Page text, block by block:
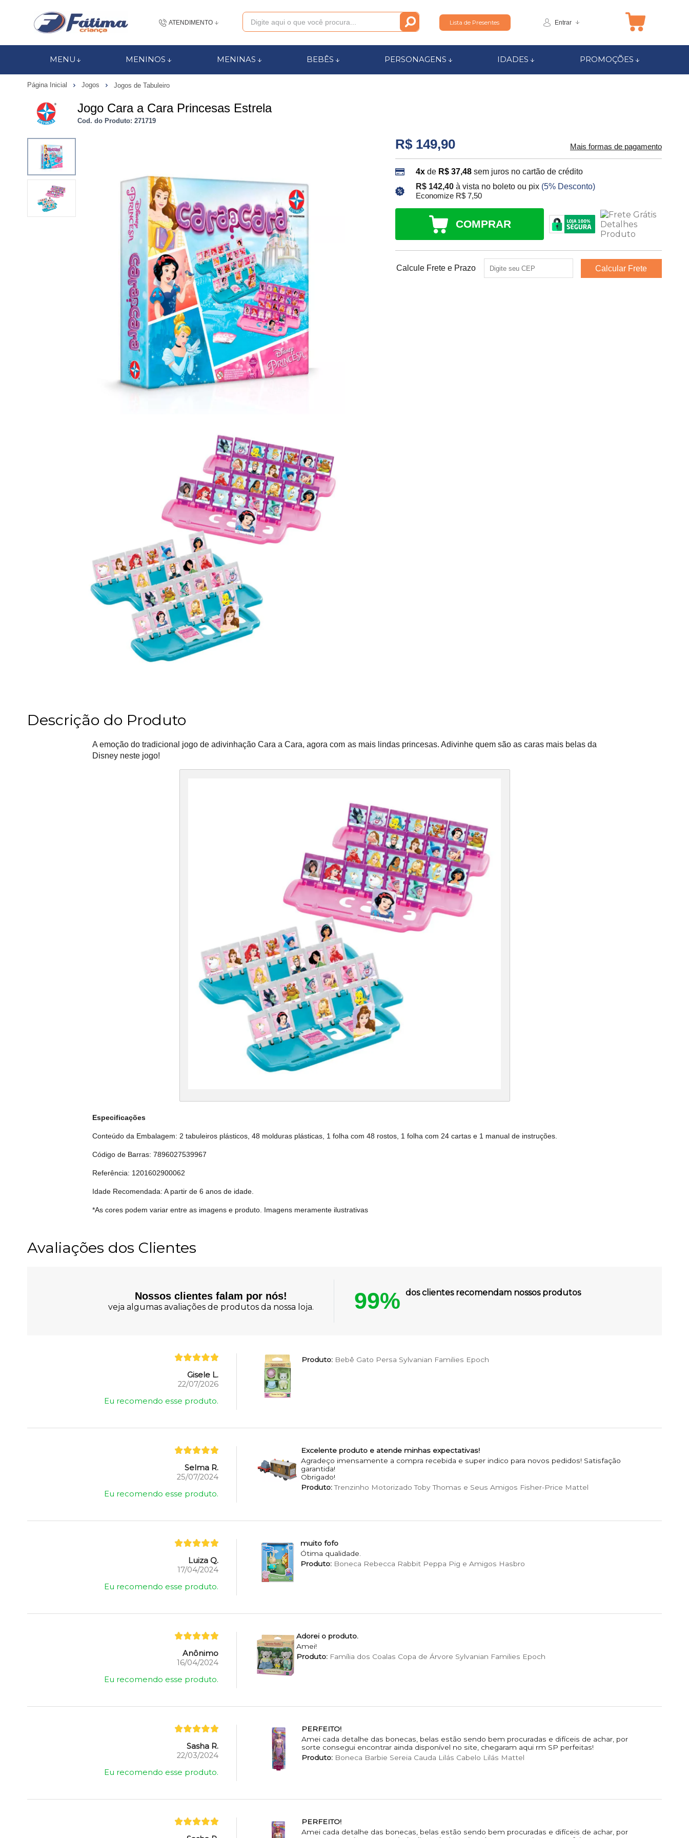
ATENDIMENTO Lista de Presentes Entrar
MENU MENINOS MENINAS BEBÊS PERSONAGENS IDADES PROMOÇÕES
Página Inicial Jogos Jogos de Tabuleiro
Jogo Cara a Cara Princesas Estrela
Cod. do Produto: 271719
R$ 149,90 Mais formas de pagamento
4x de R$ 37,48 sem juros no cartão de crédito
R$ 142,40à vista no boleto ou pix (5% Desconto)
Economize R$ 7,50
COMPRAR
Calcule Frete e Prazo
Descrição do Produto
A emoção do tradicional jogo de adivinhação Cara a Cara, agora com as mais lindas princesas. Adivinhe quem são as caras mais belas da
Disney neste jogo!
Especificações
Conteúdo da Embalagem: 2 tabuleiros plásticos, 48 molduras plásticas, 1 folha com 48 rostos, 1 folha com 24 cartas e 1 manual de instruções.
Código de Barras: 7896027539967
Referência: 1201602900062
Idade Recomendada: A partir de 6 anos de idade.
*As cores podem variar entre as imagens e produto. Imagens meramente ilustrativas
Avaliações dos Clientes
Nossos clientes falam por nós!
veja algumas avaliações de produtos da nossa loja. 99% dos clientes recomendam nossos produtos
Gisele L.
22/07/2026
Eu recomendo esse produto.
Produto:Bebê Gato Persa Sylvanian Families Epoch
Selma R.
25/07/2024
Eu recomendo esse produto.
Excelente produto e atende minhas expectativas!
Agradeço imensamente a compra recebida e super indico para novos pedidos! Satisfação
garantida!
Obrigado!
Produto:Trenzinho Motorizado Toby Thomas e Seus Amigos Fisher-Price Mattel
Luiza Q.
17/04/2024
Eu recomendo esse produto.
muito fofo
Ótima qualidade.
Produto:Boneca Rebecca Rabbit Peppa Pig e Amigos Hasbro
Anônimo
16/04/2024
Eu recomendo esse produto.
Adorei o produto.
Amei!
Produto:Família dos Coalas Copa de Árvore Sylvanian Families Epoch
Sasha R.
22/03/2024
Eu recomendo esse produto.
PERFEITO!
Amei cada detalhe das bonecas, belas estão sendo bem procuradas e difíceis de achar, por
sorte consegui encontrar ainda disponível no site, chegaram aqui rm SP perfeitas!
Produto:Boneca Barbie Sereia Cauda Lilás Cabelo Lilás Mattel
PERFEITO!
Amei cada detalhe das bonecas, belas estão sendo bem procuradas e difíceis de achar, por